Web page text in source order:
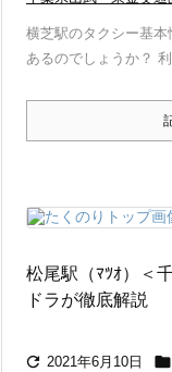
横芝駅のタクシー基
あるのでしょうか？
松尾駅（ﾏﾂｵ）＜
ドラが徹底解説
 2021年6月10日 